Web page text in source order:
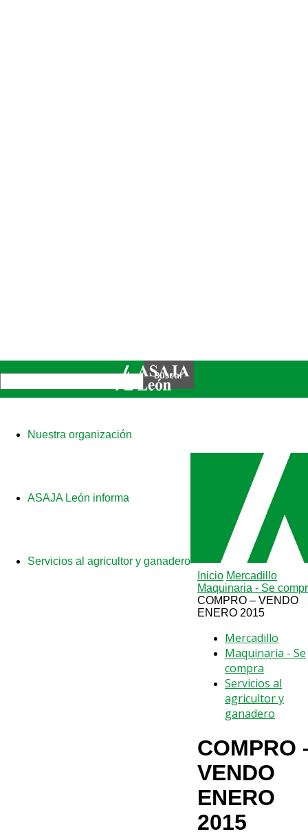
Nuestra organización
ASAJA León informa
Servicios al agricultor y ganadero
Inicio Mercadillo
Maquinaria - Se
COMPRO – VENDO
ENERO 2015
Mercadillo
Maquinaria - Se
compra
Servicios al
agricultor y
ganadero
COMPRO
VENDO
ENERO
2015